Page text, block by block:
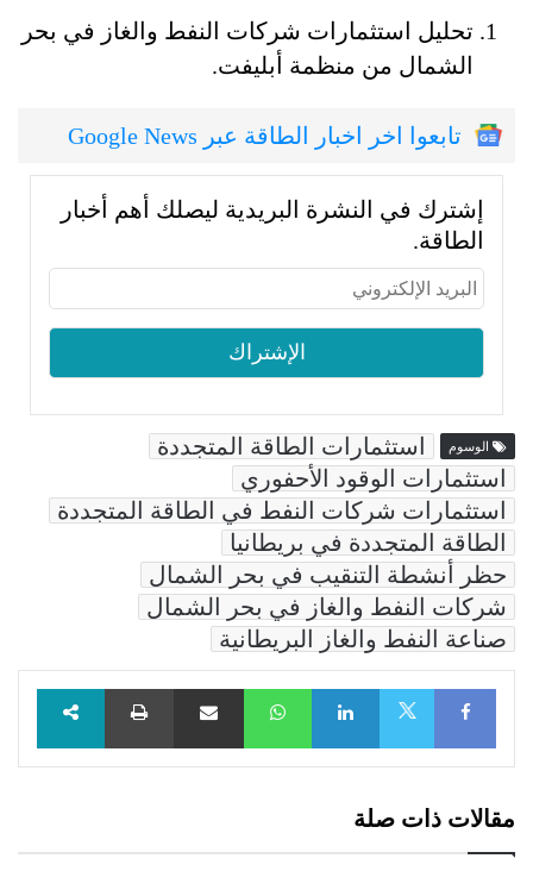
تحليل استثمارات شركات النفط والغاز في بحر
الشمال من منظمة أبليفت.
تابعوا اخر اخبار الطاقة عبر Google News
إشترك في النشرة البريدية ليصلك أهم أخبار
الطاقة.
الوسوم
استثمارات الطاقة المتجددة
استثمارات الوقود الأحفوري
استثمارات شركات النفط في الطاقة المتجددة
الطاقة المتجددة في بريطانيا
حظر أنشطة التنقيب في بحر الشمال
شركات النفط والغاز في بحر الشمال
صناعة النفط والغاز البريطانية
Facebook
LinkedIn
WhatsAppمشاركة عبر البريد طباعة
مقالات ذات صلة